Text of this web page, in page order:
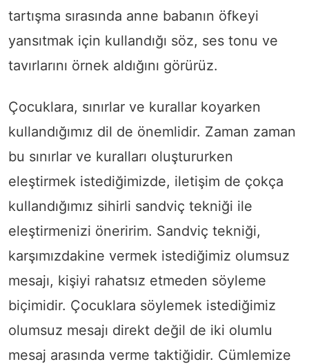
tartışma sırasında anne babanın öfkeyi
yansıtmak için kullandığı söz, ses tonu ve
tavırlarını örnek aldığını görürüz.
Çocuklara, sınırlar ve kurallar koyarken
kullandığımız dil de önemlidir. Zaman zaman
bu sınırlar ve kuralları oluştururken
eleştirmek istediğimizde, iletişim de çokça
kullandığımız sihirli sandviç tekniği ile
eleştirmenizi öneririm. Sandviç tekniği,
karşımızdakine vermek istediğimiz olumsuz
mesajı, kişiyi rahatsız etmeden söyleme
biçimidir. Çocuklara söylemek istediğimiz
olumsuz mesajı direkt değil de iki olumlu
mesaj arasında verme taktiğidir. Cümlemize